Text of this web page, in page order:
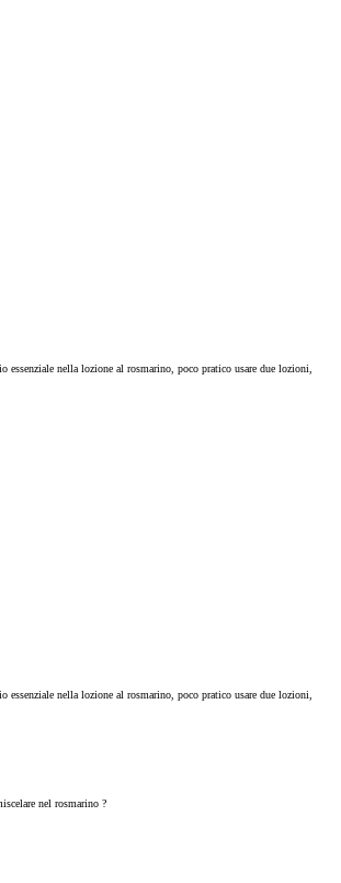
essenziale nella lozione al rosmarino, poco pratico usare due lozioni,
essenziale nella lozione al rosmarino, poco pratico usare due lozioni,
nel rosmarino ?